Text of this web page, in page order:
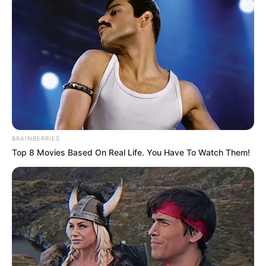
No tengas miedo de amar joven. No tengas
miedo de equivocarte. A los 18, el amor no se
mide por cuánto dura, sino por cuánto se
siente. Hay amores que duran meses y se
recuerdan toda la vida. Hay miradas que duran
segundos y cambian años.
BRAINBERRIES
Top 8 Movies Based On Real Life. You Have To Watch Them!